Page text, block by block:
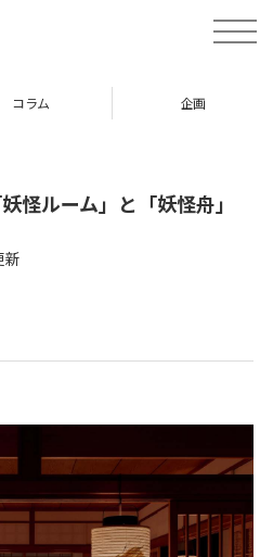
toggle
コラム 企画
怪ルーム」と「妖怪舟」
新